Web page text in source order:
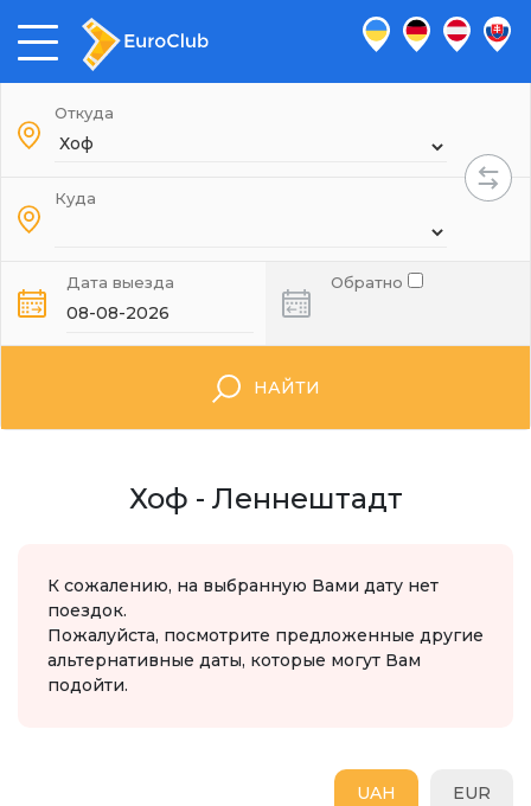
Откуда
Куда
Дата выезда Обратно
НАЙТИ
Хоф - Леннештадт
К сожалению, на выбранную Вами дату нет
поездок.
Пожалуйста, посмотрите предложенные другие
альтернативные даты, которые могут Вам
подойти.
EUR
UAH